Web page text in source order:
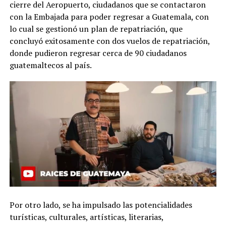
cierre del Aeropuerto, ciudadanos que se contactaron
con la Embajada para poder regresar a Guatemala, con
lo cual se gestionó un plan de repatriación, que
concluyó exitosamente con dos vuelos de repatriación,
donde pudieron regresar cerca de 90 ciudadanos
guatemaltecos al país.
Por otro lado, se ha impulsado las potencialidades
turísticas, culturales, artísticas, literarias,